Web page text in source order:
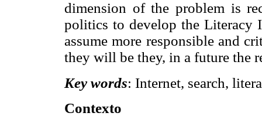
dimension of the problem is
politics to develop the Literacy
assume more responsible and
they will be they, in a future the
Key words: Internet, search,
Contexto